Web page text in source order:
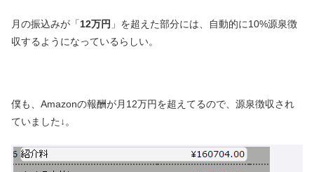
月の振込みが「12万円 」を超えた部分には、自動的に10%源泉徴
収するようになっているらしい。
僕も、Amazonの報酬が月12万円を超えてるので、源泉徴収され
ていました↓。